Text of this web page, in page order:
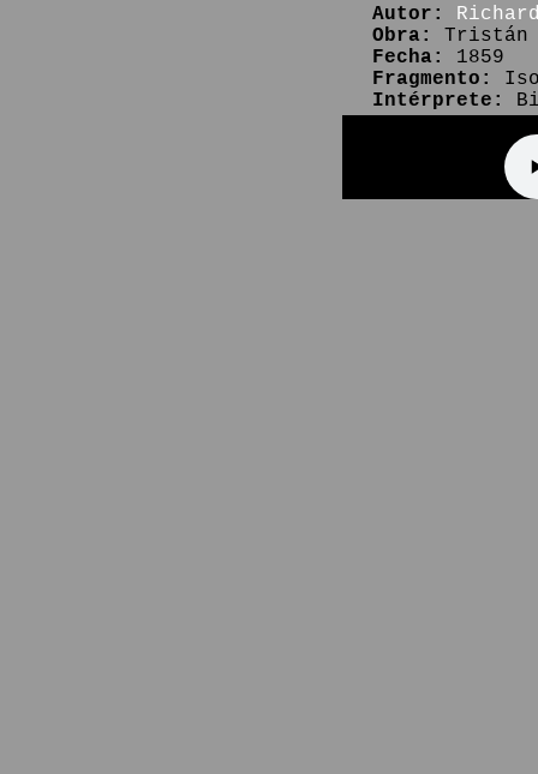
Autor:
Obra:
Tristán
Fecha:
1859
Fragmento:
Intérprete: